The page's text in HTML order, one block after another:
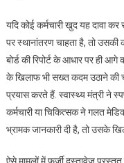
यदि कोई कर्मचारी खुद यह दावा कर
पर स्थानांतरण चाहता है, तो
बोर्ड की रिपोर्ट के आधार पर ही आगे
के खिलाफ भी सख्त कदम उठाने की
प्रयास करते हैं. स्वास्थ्य मंत्री ने
कर्मचारी या चिकित्सक ने गलत
भ्रामक जानकारी दी है, तो उसके